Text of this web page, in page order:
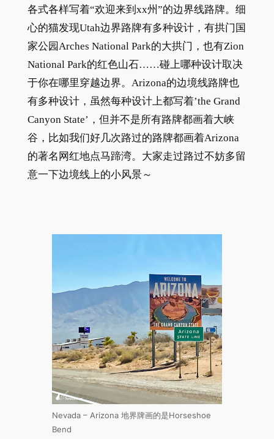
各式各样写着“欢迎来到xx州”的边界线路牌。细
心的猫发现Utah边界路牌有多种设计，有拱门国
家公园Arches National Park的大拱门，也有Zion
National Park的红色山石……碰上哪种设计取决
于你在哪里穿越边界。Arizona的边境线路牌也
有多种设计，虽然每种设计上都写着’the Grand
Canyon State’，但并不是所有路牌都画着大峡
谷，比如我们好几次路过的路牌都画着Arizona
的著名网红地点马蹄湾。大家走过路过不妨多留
意一下边境线上的小风景～
Nevada – Arizona 地界牌画的是Horseshoe
Bend